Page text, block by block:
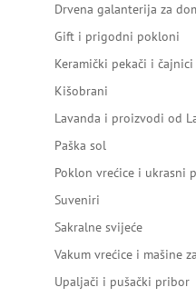
Drvena galanterija za
Gift i prigodni pokloni
Keramički pekači i čajnici
Kišobrani
Lavanda i proizvodi od
Paška sol
Poklon vrećice i ukrasni
Suveniri
Sakralne svijeće
Vakum vrećice i mašine
Upaljači i pušački pribor